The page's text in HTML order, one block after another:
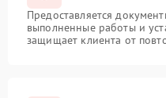
Предоставляется
выполненные работы и
защищает клиента от